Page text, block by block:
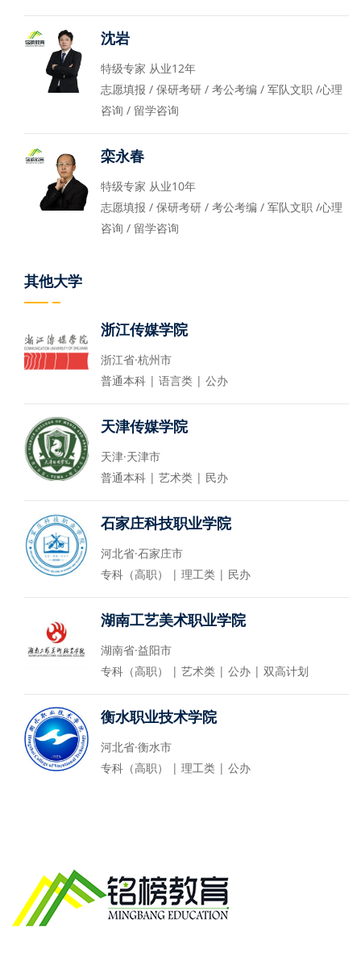
沈岩
特级专家 从业12年
志愿填报 / 保研考研 / 考公考编 / 军队文职 /心理
咨询 / 留学咨询
栾永春
特级专家 从业10年
志愿填报 / 保研考研 / 考公考编 / 军队文职 /心理
咨询 / 留学咨询
其他大学
浙江传媒学院
浙江省·杭州市
普通本科 | 语言类 | 公办
天津传媒学院
天津·天津市
普通本科 | 艺术类 | 民办
石家庄科技职业学院
河北省·石家庄市
专科（高职） | 理工类 | 民办
湖南工艺美术职业学院
湖南省·益阳市
专科（高职） | 艺术类 | 公办 | 双高计划
衡水职业技术学院
河北省·衡水市
专科（高职） | 理工类 | 公办